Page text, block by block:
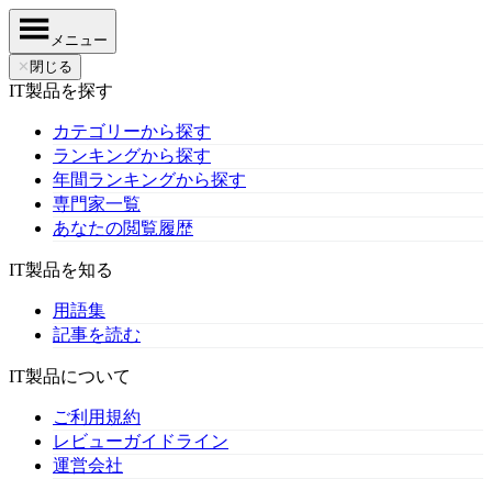
メニュー
✕ 閉じる
IT製品を探す
カテゴリーから探す
ランキングから探す
年間ランキングから探す
専門家一覧
あなたの閲覧履歴
IT製品を知る
用語集
記事を読む
IT製品について
ご利用規約
レビューガイドライン
運営会社